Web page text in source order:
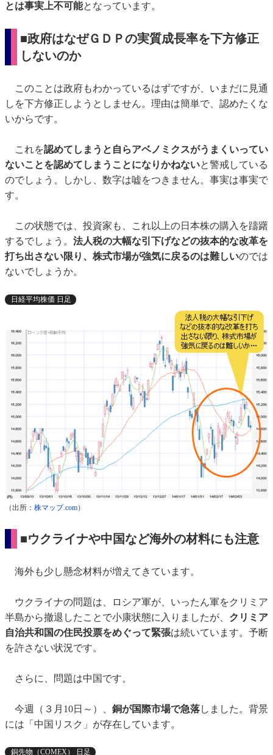
とは事実上不可能となっています。
■政府はなぜＧＤＰの実質成長率を下方修正
しないのか
このことは政府もわかっているはずですが、いまだに見通
しを下方修正しようとしません。理由は簡単で、認めたくな
いからです。
これを認めてしまうと自らアベノミクスがうまくいってい
ないことを認めてしまうことになりかねないと警戒している
のでしょう。しかし、数字は嘘をつきません。事実は事実で
す。
この状態では、投資家も、これ以上の日本株の購入を躊躇
するでしょう。 法人税の大幅な引下げなどの抜本的な改革を
打ち出さない限り、株式市場が強気に戻るのは難しいのでは
ないでしょうか。
日経平均株価 日足
（出所： 株マップ.com）
■ウクライナや中国など海外の材料にも注意
海外も少し懸念材料が増えてきています。
ウクライナの問題は、ロシア軍が、いったん軍をクリミア
半島から撤退したことで小康状態に入りましたが、 クリミア
自治共和国の住民投票をめぐって緊張は続いています。予断
を許さない状況です。
さらに、問題は中国です。
今週（３月10日～）、 銅が国際市場で急落しました。背景
には「中国リスク」が存在しています。
銅先物（COMEX） 日足